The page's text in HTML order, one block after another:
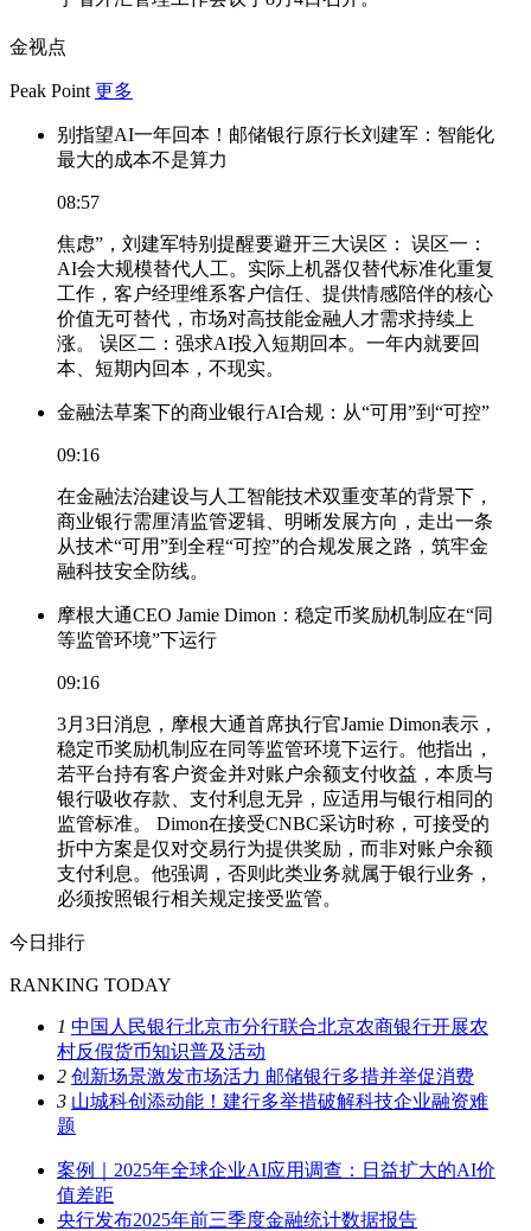
金视点
Peak Point 更多
别指望AI一年回本！邮储银行原行长刘建军：智能化
最大的成本不是算力
08:57
焦虑”，刘建军特别提醒要避开三大误区： 误区一：
AI会大规模替代人工。实际上机器仅替代标准化重复
工作，客户经理维系客户信任、提供情感陪伴的核心
价值无可替代，市场对高技能金融人才需求持续上
涨。 误区二：强求AI投入短期回本。一年内就要回
本、短期内回本，不现实。
金融法草案下的商业银行AI合规：从“可用”到“可控”
09:16
在金融法治建设与人工智能技术双重变革的背景下，
商业银行需厘清监管逻辑、明晰发展方向，走出一条
从技术“可用”到全程“可控”的合规发展之路，筑牢金
融科技安全防线。
摩根大通CEO Jamie Dimon：稳定币奖励机制应在“同
等监管环境”下运行
09:16
3月3日消息，摩根大通首席执行官Jamie Dimon表示，
稳定币奖励机制应在同等监管环境下运行。他指出，
若平台持有客户资金并对账户余额支付收益，本质与
银行吸收存款、支付利息无异，应适用与银行相同的
监管标准。 Dimon在接受CNBC采访时称，可接受的
折中方案是仅对交易行为提供奖励，而非对账户余额
支付利息。他强调，否则此类业务就属于银行业务，
必须按照银行相关规定接受监管。
今日排行
RANKING TODAY
1 中国人民银行北京市分行联合北京农商银行开展农
村反假货币知识普及活动
2 创新场景激发市场活力 邮储银行多措并举促消费
3 山城科创添动能！建行多举措破解科技企业融资难
题
案例｜2025年全球企业AI应用调查：日益扩大的AI价
值差距
央行发布2025年前三季度金融统计数据报告